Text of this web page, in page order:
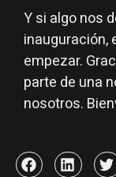
Y si algo nos
inauguración,
empezar.
parte de una
nosotros.